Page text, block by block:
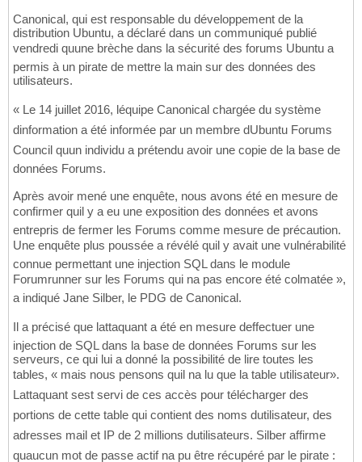
Canonical, qui est responsable du développement de la
distribution Ubuntu, a déclaré dans un communiqué publié
vendredi quune brèche dans la sécurité des forums Ubuntu a
permis à un pirate de mettre la main sur des données des
utilisateurs.
« Le 14 juillet 2016, léquipe Canonical chargée du système
dinformation a été informée par un membre dUbuntu Forums
Council quun individu a prétendu avoir une copie de la base de
données Forums.
Après avoir mené une enquête, nous avons été en mesure de
confirmer quil y a eu une exposition des données et avons
entrepris de fermer les Forums comme mesure de précaution.
Une enquête plus poussée a révélé quil y avait une vulnérabilité
connue permettant une injection SQL dans le module
Forumrunner sur les Forums qui na pas encore été colmatée »,
a indiqué Jane Silber, le PDG de Canonical.
Il a précisé que lattaquant a été en mesure deffectuer une
injection de SQL dans la base de données Forums sur les
serveurs, ce qui lui a donné la possibilité de lire toutes les
tables, « mais nous pensons quil na lu que la table utilisateur».
Lattaquant sest servi de ces accès pour télécharger des
portions de cette table qui contient des noms dutilisateur, des
adresses mail et IP de 2 millions dutilisateurs. Silber affirme
quaucun mot de passe actif na pu être récupéré par le pirate :